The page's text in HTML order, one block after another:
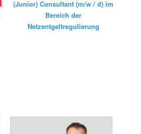
(Junior) Consultant (m/w / d) im
Bereich der
Netzentgeltregulierung